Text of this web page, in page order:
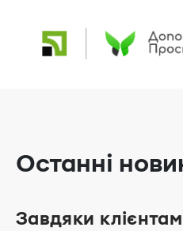
Останні
Завдяки